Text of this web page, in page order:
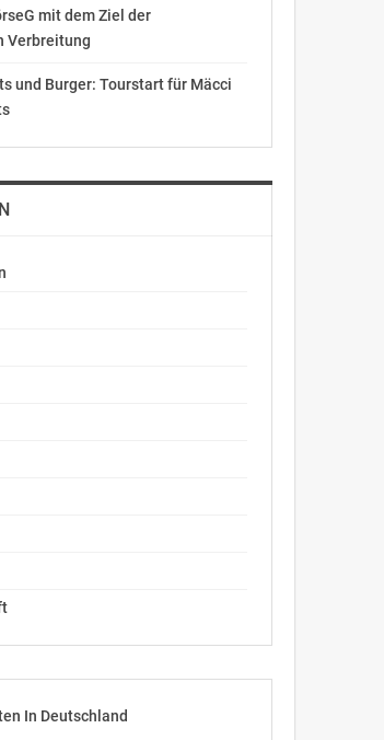
mit dem Ziel der
Verbreitung
und Burger: Tourstart für Mäcci
In Deutschland